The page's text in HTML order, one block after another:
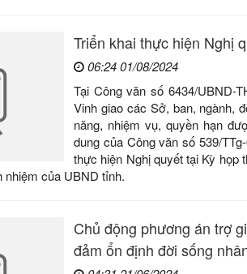
Triển khai thực hiện Nghị
06:24 01/08/2024
Tại Công văn số 6434/UBND-
Vinh giao các Sở, ban, ngành,
năng, nhiệm vụ, quyền hạn
dung của Công văn số 539/
thực hiện Nghị quyết tại Kỳ họp
nhiệm của UBND tỉnh.
Chủ động phương án trợ
đảm ổn định đời sống